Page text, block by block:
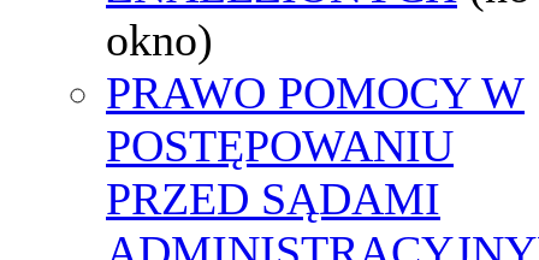
okno)
PRAWO POMOCY W
POSTĘPOWANIU
PRZED SĄDAMI